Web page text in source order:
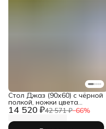
14 520 ₽42 571 ₽−66%
Cтол Джаз (90х60) с чёрной
полкой, ножки цвета
серебро